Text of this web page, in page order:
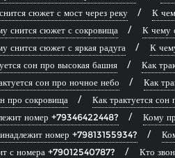
сюжет с мост через реку К
снится сюжет с сокровища К чему
снится сюжет с яркая радуга К
сон про высокая башня Как
сон про ночное небо Как
про сокровища Как трактуется сон
номер +79346422448? Кому
номер +79813155934?
с номера +79012540787? Кто